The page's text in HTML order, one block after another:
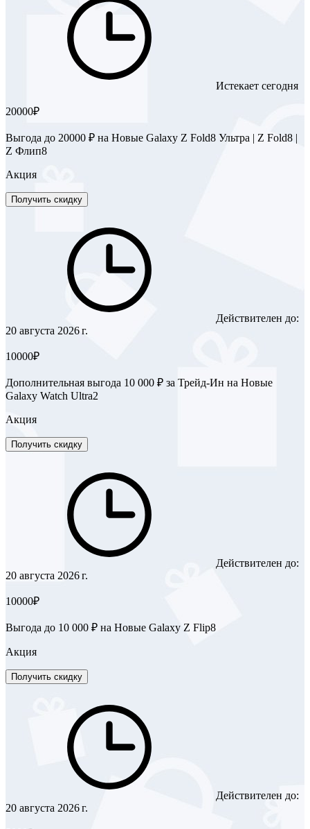
Истекает сегодня
20000₽
Выгода до 20000 ₽ на Новые Galaxy Z Fold8 Ультра | Z Fold8 |
Z Флип8
Акция
Получить скидку
Действителен до:
20 августа 2026 г.
10000₽
Дополнительная выгода 10 000 ₽ за Трейд-Ин на Новые
Galaxy Watch Ultra2
Акция
Получить скидку
Действителен до:
20 августа 2026 г.
10000₽
Выгода до 10 000 ₽ на Новые Galaxy Z Flip8
Акция
Получить скидку
Действителен до:
20 августа 2026 г.